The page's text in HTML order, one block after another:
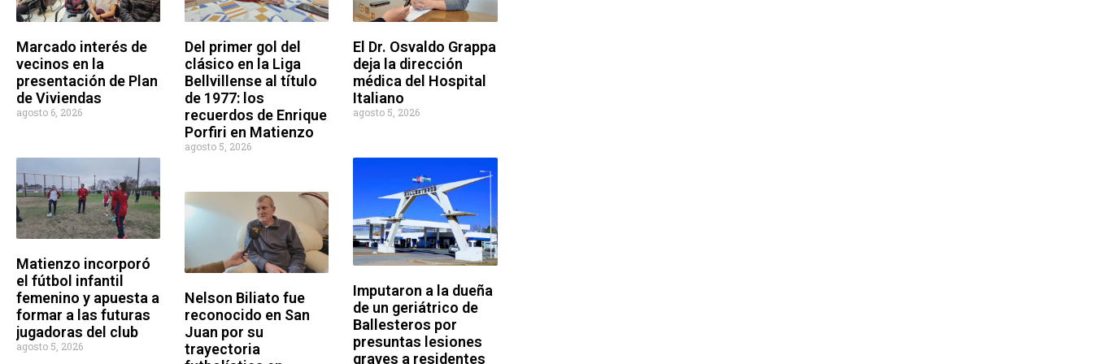
Marcado interés de
vecinos en la
presentación de Plan
de Viviendas
agosto 6, 2026
Del primer gol del
clásico en la Liga
Bellvillense al título
de 1977: los
recuerdos de Enrique
Porfiri en Matienzo
agosto 5, 2026
El Dr. Osvaldo Grappa
deja la dirección
médica del Hospital
Italiano
agosto 5, 2026
Matienzo incorporó
el fútbol infantil
femenino y apuesta a
formar a las futuras
jugadoras del club
agosto 5, 2026
Nelson Biliato fue
reconocido en San
Juan por su
trayectoria
Imputaron a la dueña
de un geriátrico de
Ballesteros por
presuntas lesiones
graves a residentes